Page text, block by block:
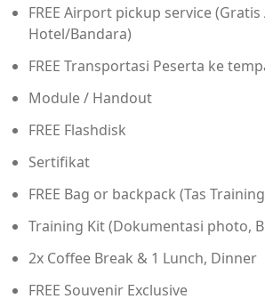
FREE Airport pickup service
Hotel/Bandara)
FREE Transportasi Peserta ke
Module / Handout
FREE Flashdisk
Sertifikat
FREE Bag or backpack (Tas
Training Kit (Dokumentasi photo,
2x Coffee Break & 1 Lunch, Dinner
FREE Souvenir Exclusive